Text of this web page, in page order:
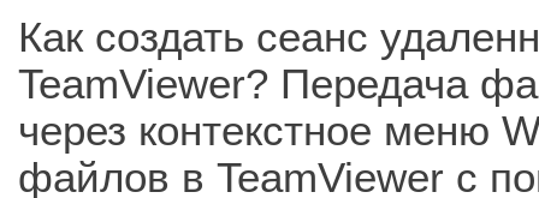
Как создать сеанс
TeamViewer? Передача
через контекстное меню
файлов в TeamViewer с